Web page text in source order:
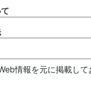
情報を元に掲載して